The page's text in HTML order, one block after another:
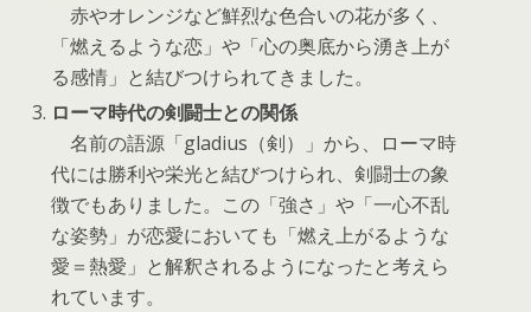
赤やオレンジなど鮮烈な色合いの花が多く、
「燃えるような恋」や「心の奥底から湧き上が
る感情」と結びつけられてきました。
ローマ時代の剣闘士との関係
名前の語源「gladius（剣）」から、ローマ時
代には勝利や栄光と結びつけられ、剣闘士の象
徴でもありました。この「強さ」や「一心不乱
な姿勢」が恋愛においても「燃え上がるような
愛＝熱愛」と解釈されるようになったと考えら
れています。